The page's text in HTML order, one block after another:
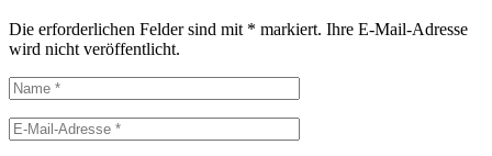
Die erforderlichen Felder sind mit * markiert. Ihre E-Mail-Adresse
wird nicht veröffentlicht.